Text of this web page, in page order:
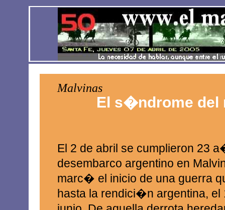
Malvinas
El s�ndrome del
El 2 de abril se cumplieron 23
desembarco argentino en
marc� el inicio de una guerra
hasta la rendici�n argentina, el